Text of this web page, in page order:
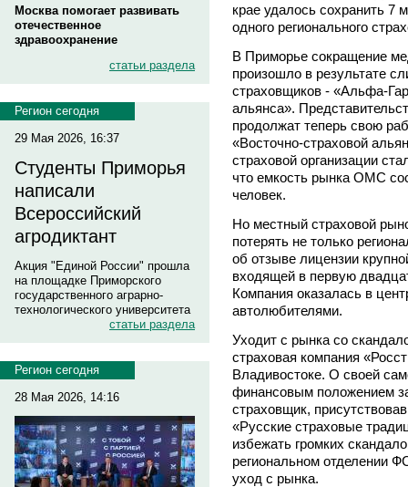
Москва помогает развивать
отечественное
здравоохранение
статьи раздела
Регион сегодня
29 Мая 2026, 16:37
Студенты Приморья
написали
Всероссийский
агродиктант
Акция "Единой России" прошла
на площадке Приморского
государственного аграрно-
технологического университета
статьи раздела
Регион сегодня
28 Мая 2026, 14:16
крае удалось сохранить 7
одного регионального
В Приморье сокращение
произошло в результате
страховщиков - «Альфа-
альянса».
продолжат теперь свою
«Восточно-страховой
страховой организации
что емкость рынка ОМС
человек.
Но местный страховой
потерять не только
об отзыве лицензии
входящей в первую
Компания оказалась в
автолюбителями.
Уходит с рынка со
страховая компания
Владивостоке. О своей
финансовым положением
страховщик,
«Русские страховые
избежать громких
региональном отделении
уход с рынка.